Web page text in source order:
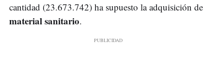
cantidad (23.673.742) ha supuesto la adquisición de
material sanitario.